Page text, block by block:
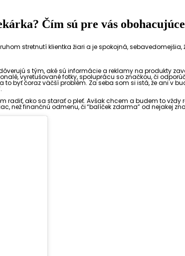
Čím sú pre vás
stretnutí klientka žiari a je spokojná, sebavedomejšia,
s tým, aké sú informácie a reklamy na produkty
vyretušované fotky, spoluprácu so značkou, či
to byť čoraz väčší problém. Za seba som si istá, že ani
ako sa starať o pleť. Avšak chcem a budem to vždy
než finančnú odmenu, či “balíček zdarma” od nejakej